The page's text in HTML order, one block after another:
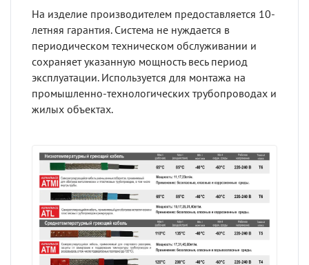
На изделие производителем предоставляется 10-
летняя гарантия. Система не нуждается в
периодическом техническом обслуживании и
сохраняет указанную мощность весь период
эксплуатации. Используется для монтажа на
промышленно-технологических трубопроводах и
жилых объектах.